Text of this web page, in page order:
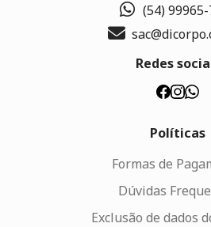
(54)
Redes
Políticas
Formas de
Dúvidas
Exclusão de dados